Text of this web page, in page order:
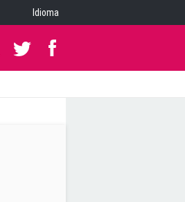
Idioma